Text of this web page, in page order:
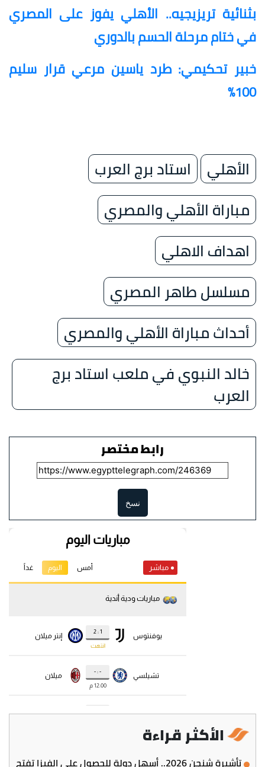
بثنائية تريزيجيه.. الأهلي يفوز على المصري
في ختام مرحلة الحسم بالدوري
خبير تحكيمي: طرد ياسين مرعي قرار سليم
100%
الأهلي
استاد برج العرب
مباراة الأهلي والمصري
اهداف الاهلي
مسلسل طاهر المصري
أحداث مباراة الأهلي والمصري
خالد النبوي في ملعب استاد برج
العرب
رابط مختصر
نسخ
الأكثر قراءة
تأشيرة شنجن 2026.. أسهل دولة للحصول على الفيزا تفتح